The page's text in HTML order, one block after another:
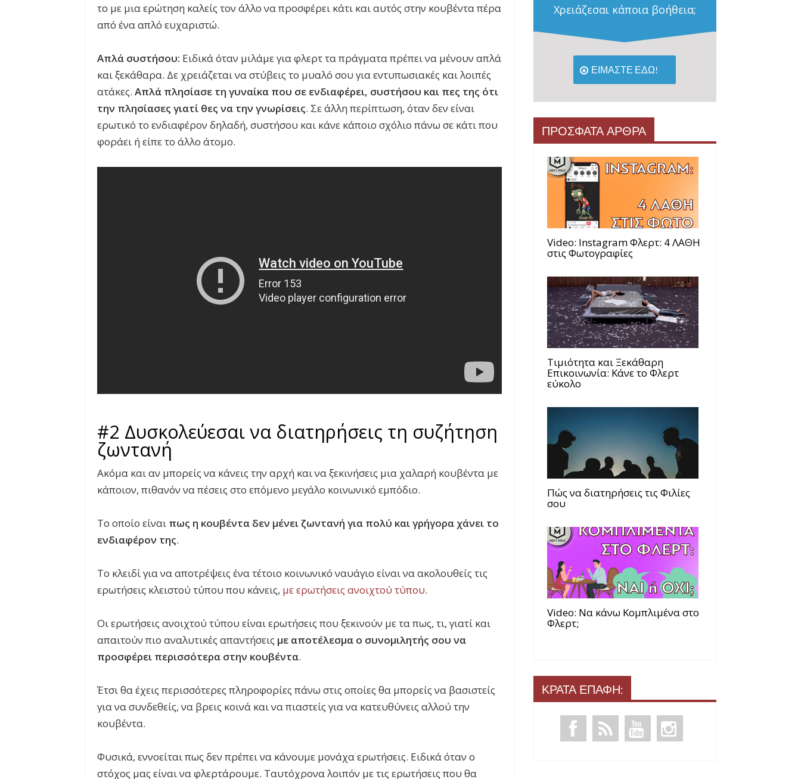
το με μια ερώτηση καλείς τον άλλο να προσφέρει κάτι και αυτός στην κουβέντα πέρα
από ένα απλό ευχαριστώ.
Απλά συστήσου: Ειδικά όταν μιλάμε για φλερτ τα πράγματα πρέπει να μένουν απλά
και ξεκάθαρα. Δε χρειάζεται να στύβεις το μυαλό σου για εντυπωσιακές και λοιπές
ατάκες. Απλά πλησίασε τη γυναίκα που σε ενδιαφέρει, συστήσου και πες της ότι
την πλησίασες γιατί θες να την γνωρίσεις. Σε άλλη περίπτωση, όταν δεν είναι
ερωτικό το ενδιαφέρον δηλαδή, συστήσου και κάνε κάποιο σχόλιο πάνω σε κάτι που
φοράει ή είπε το άλλο άτομο.
#2 Δυσκολεύεσαι να διατηρήσεις τη συζήτηση
ζωντανή
Ακόμα και αν μπορείς να κάνεις την αρχή και να ξεκινήσεις μια χαλαρή κουβέντα με
κάποιον, πιθανόν να πέσεις στο επόμενο μεγάλο κοινωνικό εμπόδιο.
Το οποίο είναι πως η κουβέντα δεν μένει ζωντανή για πολύ και γρήγορα χάνει το
ενδιαφέρον της.
Το κλειδί για να αποτρέψεις ένα τέτοιο κοινωνικό ναυάγιο είναι να ακολουθείς τις
ερωτήσεις κλειστού τύπου που κάνεις, με ερωτήσεις ανοιχτού τύπου.
Οι ερωτήσεις ανοιχτού τύπου είναι ερωτήσεις που ξεκινούν με τα πως, τι, γιατί και
απαιτούν πιο αναλυτικές απαντήσεις με αποτέλεσμα ο συνομιλητής σου να
προσφέρει περισσότερα στην κουβέντα.
Έτσι θα έχεις περισσότερες πληροφορίες πάνω στις οποίες θα μπορείς να βασιστείς
για να συνδεθείς, να βρεις κοινά και να πιαστείς για να κατευθύνεις αλλού την
κουβέντα.
Φυσικά, εννοείται πως δεν πρέπει να κάνουμε μονάχα ερωτήσεις. Ειδικά όταν ο
στόχος μας είναι να φλερτάρουμε. Ταυτόχρονα λοιπόν με τις ερωτήσεις που θα
Χρειάζεσαι κάποια βοήθεια;
ΕΙΜΑΣΤΕ ΕΔΩ!
ΠΡΟΣΦΑΤΑ ΑΡΘΡΑ
Video: Instagram Φλερτ: 4 ΛΑΘΗ
στις Φωτογραφίες
Τιμιότητα και Ξεκάθαρη
Επικοινωνία: Κάνε το Φλερτ
εύκολο
Πώς να διατηρήσεις τις Φιλίες
σου
Video: Να κάνω Κομπλιμένα στο
Φλερτ;
ΚΡΑΤΑ ΕΠΑΦΗ: